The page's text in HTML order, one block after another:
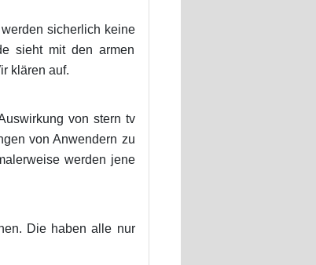
sicherlich keine
sieht mit den armen
klären auf.
von stern tv
von Anwendern zu
werden jene
Die haben alle nur